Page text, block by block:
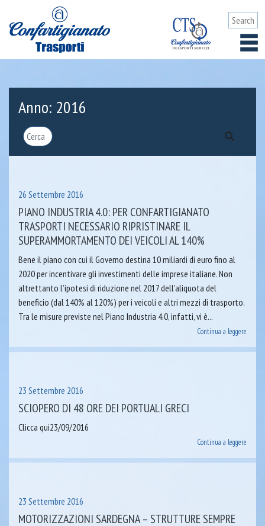
Anno: 2016
26 Settembre 2016
PIANO INDUSTRIA 4.0: PER CONFARTIGIANATO
TRASPORTI NECESSARIO RIPRISTINARE IL
SUPERAMMORTAMENTO DEI VEICOLI AL 140%
Bene il piano con cui il Governo destina 10 miliardi di euro fino al
2020 per incentivare gli investimenti delle imprese italiane. Non
altrettanto l’ipotesi di riduzione nel 2017 dell’aliquota del
beneficio (dal 140% al 120%) per i veicoli e altri mezzi di trasporto.
Tra le misure previste nel Piano Industria 4.0, infatti, vi è...
Continua a leggere
23 Settembre 2016
SCIOPERO DI 48 ORE DEI PORTUALI GRECI
Clicca qui23/09/2016
Continua a leggere
23 Settembre 2016
MOTORIZZAZIONI SARDEGNA – STRUTTURE SEMPRE